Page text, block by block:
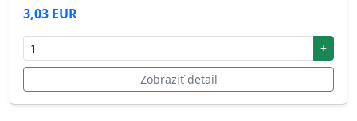
3,03 EUR
+
Zobraziť detail